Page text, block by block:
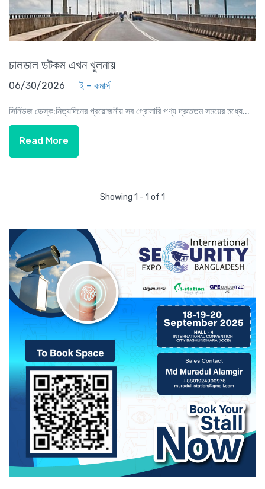
চালডাল ডটকম এখন খুলনায়
06/30/2026 ই – কমার্স
সিনিউজ ডেস্ক:নিত্যদিনের প্রয়োজনীয় সব গ্রোসারি পণ্য দ্রুততম সময়ের মধ্যে...
Read More
Showing 1 - 1 of 1